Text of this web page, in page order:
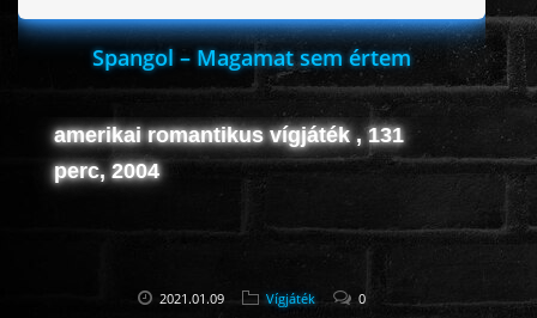
Spangol – Magamat sem értem
amerikai romantikus vígjáték , 131
perc, 2004
2021.01.09 Vígjáték 0